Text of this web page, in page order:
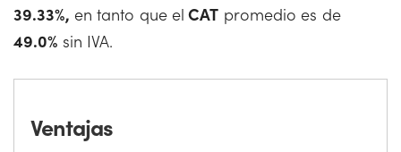
39.33%, en tanto que el CAT promedio es de
49.0% sin IVA.
Ventajas